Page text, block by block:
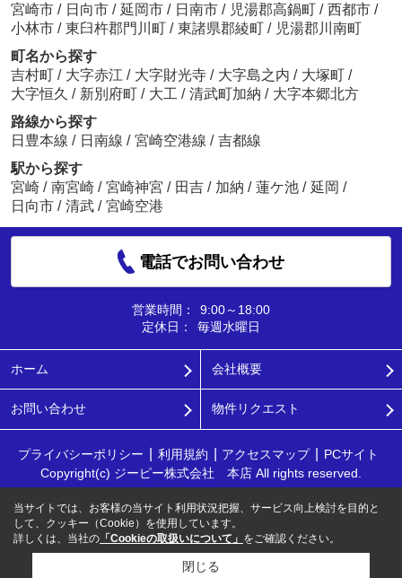
宮崎市 / 日向市 / 延岡市 / 日南市 / 児湯郡高鍋町 / 西都市 /
小林市 / 東臼杵郡門川町 / 東諸県郡綾町 / 児湯郡川南町
町名から探す
吉村町 / 大字赤江 / 大字財光寺 / 大字島之内 / 大塚町 /
大字恒久 / 新別府町 / 大工 / 清武町加納 / 大字本郷北方
路線から探す
日豊本線 / 日南線 / 宮崎空港線 / 吉都線
駅から探す
宮崎 / 南宮崎 / 宮崎神宮 / 田吉 / 加納 / 蓮ケ池 / 延岡 /
日向市 / 清武 / 宮崎空港
電話でお問い合わせ
営業時間：
9:00～18:00
定休日：
毎週水曜日
ホーム 会社概要
お問い合わせ 物件リクエスト
プライバシーポリシー 利用規約 アクセスマップ
PCサイト
Copyright(c) ジーピー株式会社 本店 All rights reserved.
当サイトでは、お客様の当サイト利用状況把握、サービス向上検討を目的と
して、クッキー（Cookie）を使用しています。
詳しくは、当社の 「Cookieの取扱いについて」 をご確認ください。
閉じる